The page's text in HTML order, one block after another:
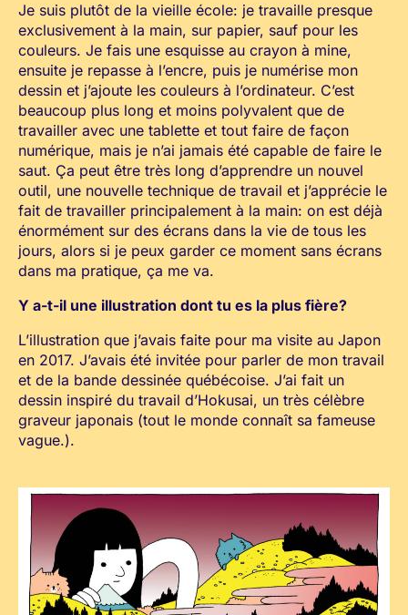
Je suis plutôt de la vieille école: je travaille presque
exclusivement à la main, sur papier, sauf pour les
couleurs. Je fais une esquisse au crayon à mine,
ensuite je repasse à l’encre, puis je numérise mon
dessin et j’ajoute les couleurs à l’ordinateur. C’est
beaucoup plus long et moins polyvalent que de
travailler avec une tablette et tout faire de façon
numérique, mais je n’ai jamais été capable de faire le
saut. Ça peut être très long d’apprendre un nouvel
outil, une nouvelle technique de travail et j’apprécie le
fait de travailler principalement à la main: on est déjà
énormément sur des écrans dans la vie de tous les
jours, alors si je peux garder ce moment sans écrans
dans ma pratique, ça me va.
Y a-t-il une illustration dont tu es la plus fière?
L’illustration que j’avais faite pour ma visite au Japon
en 2017. J’avais été invitée pour parler de mon travail
et de la bande dessinée québécoise. J’ai fait un
dessin inspiré du travail d’Hokusai, un très célèbre
graveur japonais (tout le monde connaît sa fameuse
vague.).